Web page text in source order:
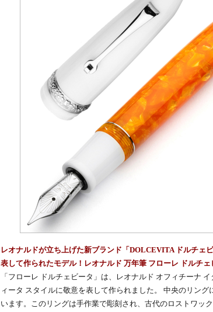
レオナルドが立ち上げた新ブランド「DOLCEVITA ドルチェ
表して作られたモデル！レオナルド 万年筆 フローレ ドルチ
「フローレ ドルチェビータ」は、レオナルド オフィチーナ
ィータ スタイルに敬意を表して作られました。 中央のリン
います。このリングは手作業で彫刻され、古代のロストワッ